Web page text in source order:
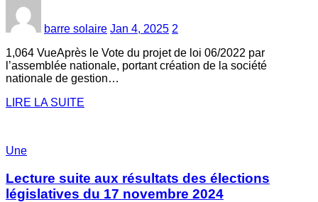
barre solaire Jan 4, 2025 2
1,064 VueAprès le Vote du projet de loi 06/2022 par
l’assemblée nationale, portant création de la société
nationale de gestion…
LIRE LA SUITE
Une
Lecture suite aux résultats des élections
législatives du 17 novembre 2024